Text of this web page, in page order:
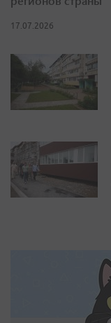
17.07.2026